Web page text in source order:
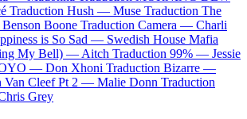
Traduction Hush — Muse Traduction The
Benson Boone Traduction Camera — Charli
is So Sad — Swedish House Mafia
My Bell) —Aitch Traduction 99% — Jessie
— Don Xhoni Traduction Bizarre —
Van Cleef Pt 2 — Malie Donn Traduction
Grey